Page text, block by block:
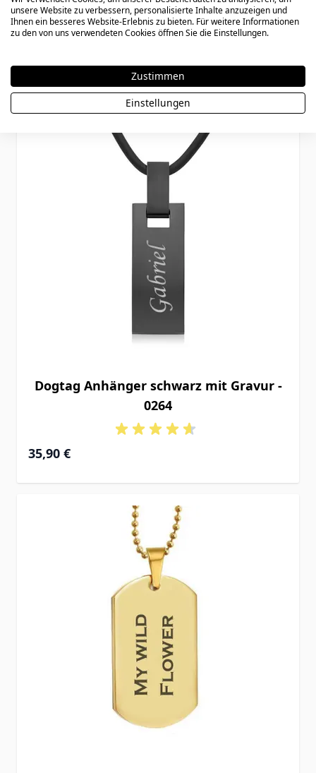
Edelstahl schwarz - 2866
Dogtag Anhänger schwarz mit Gravur -
0264
35,90 €
unsere Website zu verbessern, personalisierte Inhalte anzuzeigen und
Ihnen ein besseres Website-Erlebnis zu bieten. Für weitere Informationen
zu den von uns verwendeten Cookies öffnen Sie die Einstellungen.
Zustimmen
Einstellungen